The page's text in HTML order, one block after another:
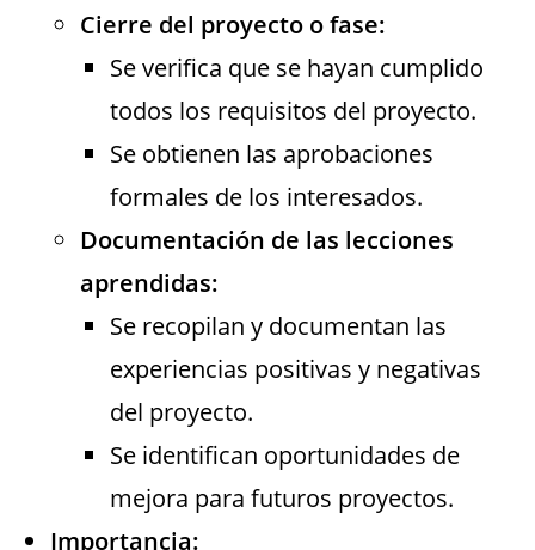
Cierre del proyecto o fase:
Se verifica que se hayan cumplido
todos los requisitos del proyecto.
Se obtienen las aprobaciones
formales de los interesados.
Documentación de las lecciones
aprendidas:
Se recopilan y documentan las
experiencias positivas y negativas
del proyecto.
Se identifican oportunidades de
mejora para futuros proyectos.
Importancia: